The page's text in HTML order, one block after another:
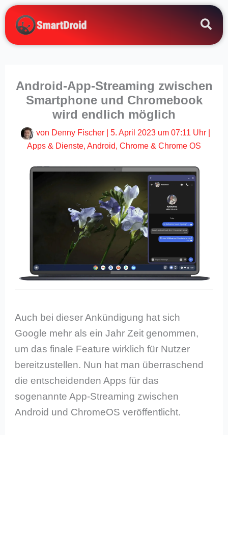
Zum
Inhalt
springen
Android-App-Streaming zwischen
Smartphone und Chromebook
wird endlich möglich
von Denny Fischer 5. April 2023 um 07:11 Uhr|
Apps & Dienste, Android, Chrome & Chrome OS
Auch bei dieser Ankündigung hat sich
Google mehr als ein Jahr Zeit genommen,
um das finale Feature wirklich für Nutzer
bereitzustellen. Nun hat man überraschend
die entscheidenden Apps für das
sogenannte App-Streaming zwischen
Android und ChromeOS veröffentlicht.